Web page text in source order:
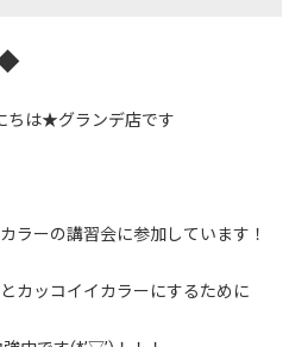
ちは★グランデ店です
ラーの講習会に参加しています！
カッコイイカラーにするために